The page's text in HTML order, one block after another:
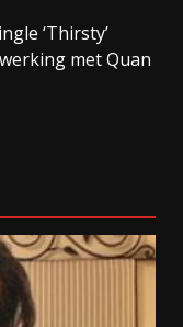
‘Thirsty’
met Quan